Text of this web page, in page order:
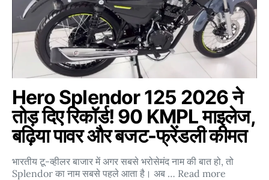
Hero Splendor 125 2026 ने
तोड़ दिए रिकॉर्ड! 90 KMPL माइलेज,
बढ़िया पावर और बजट-फ्रेंडली कीमत
भारतीय टू-व्हीलर बाजार में अगर सबसे भरोसेमंद नाम की बात हो, तो
Splendor का नाम सबसे पहले आता है। अब … Read more